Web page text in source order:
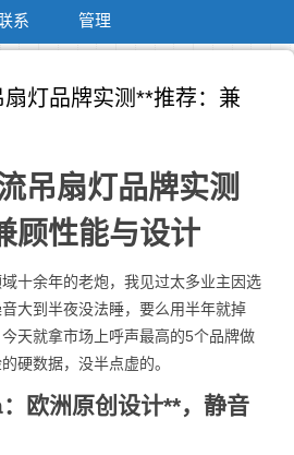
系 管理
灯品牌实测**推荐：兼
吊扇灯品牌实测
顾性能与设计
十余年的老炮，我见过太多业主因选
大到半夜没法睡，要么用半年就掉
天就拿市场上呼声最高的5个品牌做
硬数据，没半点虚的。
欧洲原创设计**，静音